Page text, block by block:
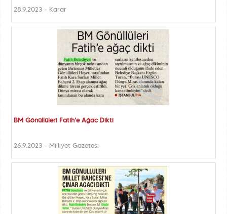
28.9.2023 - Karar
BM Gönüllüleri Fatih'e Ağaç Dikti
26.9.2023 - Milliyet Gazetesi